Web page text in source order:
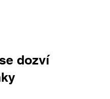
dozví